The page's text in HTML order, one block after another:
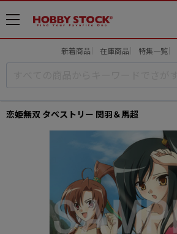
メ
ニ
新着商品 在庫商品 特集一覧
恋姫無双 タペストリー 関羽＆馬超